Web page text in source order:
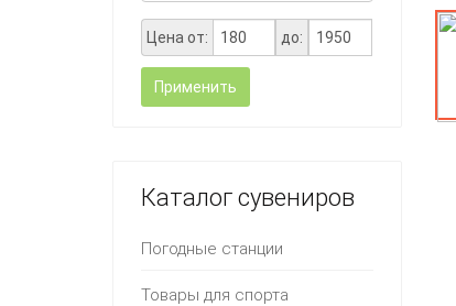
Цена от: до:
Применить
Каталог сувениров
Погодные станции
Товары для спорта